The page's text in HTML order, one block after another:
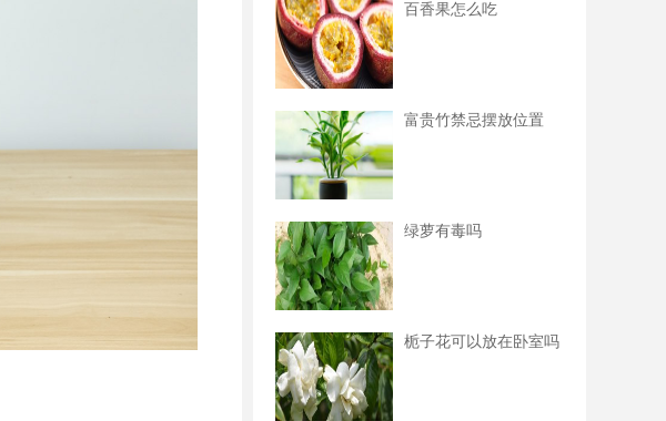
百香果怎么吃
富贵竹禁忌摆放位置
绿萝有毒吗
栀子花可以放在卧室吗